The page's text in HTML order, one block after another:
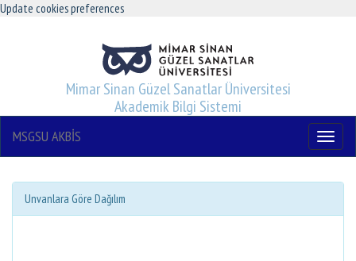
Update cookies preferences
Mimar Sinan Güzel Sanatlar Üniversitesi
Akademik Bilgi Sistemi
Menu
MSGSU AKBİS
Unvanlara Göre Dağılım